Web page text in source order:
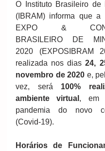
O Instituto Brasileiro de
(IBRAM) informa que a
EXPO &
BRASILEIRO DE
2020 (EXPOSIBRAM
realizada nos dias 24,
novembro de 2020 e,
vez, será 100%
ambiente virtual , em
pandemia do novo
(Covid-19).
Horários de